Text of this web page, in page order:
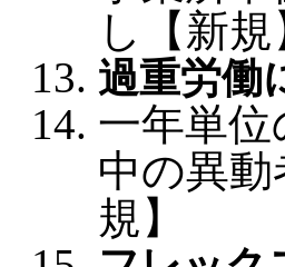
し【新規
過重労働
一年単
中の異
規】